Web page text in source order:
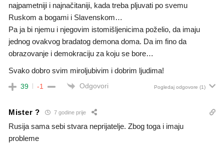
najpametniji i najnačitaniji, kada treba pljuvati po svemu
Ruskom a bogami i Slavenskom…
Pa ja bi njemu i njegovim istomišljenicima poželio, da imaju
jednog ovakvog bradatog demona doma. Da im fino da
obrazovanje i demokraciju za koju se bore…
Svako dobro svim miroljubivim i dobrim ljudima!
39 -1 Odgovori Pogledaj odgovore (1)
Mister ? 7 godine prije
Rusija sama sebi stvara neprijatelje. Zbog toga i imaju
probleme